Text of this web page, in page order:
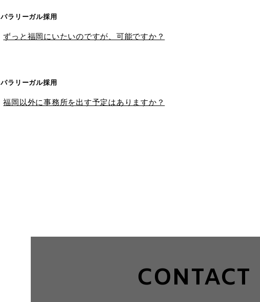
パラリーガル採用
ずっと福岡にいたいのですが、可能ですか？
パラリーガル採用
福岡以外に事務所を出す予定はありますか？
CONTACT